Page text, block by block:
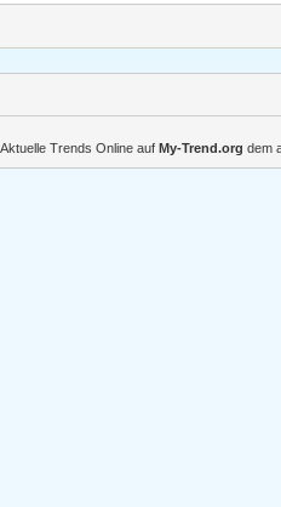
Trends Online auf My-Trend.org dem